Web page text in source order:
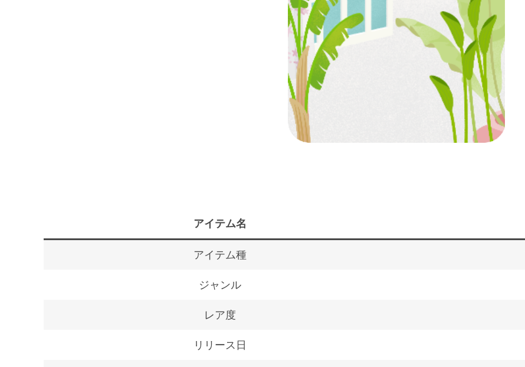
アイテム名
アイテム種
ジャンル
レア度
リリース日